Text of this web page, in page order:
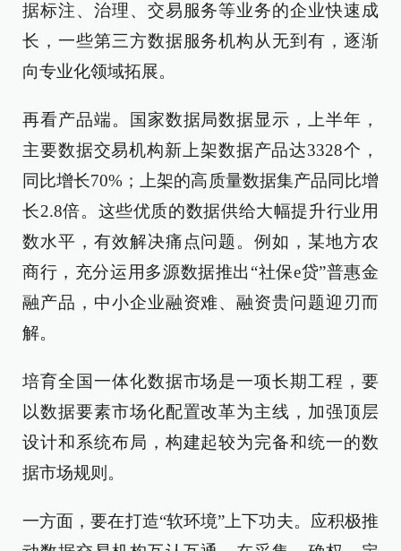
据标注、治理、交易服务等业务的企业快速成
长，一些第三方数据服务机构从无到有，逐渐
向专业化领域拓展。
再看产品端。国家数据局数据显示，上半年，
主要数据交易机构新上架数据产品达3328个，
同比增长70%；上架的高质量数据集产品同比增
长2.8倍。这些优质的数据供给大幅提升行业用
数水平，有效解决痛点问题。例如，某地方农
商行，充分运用多源数据推出“社保e贷”普惠金
融产品，中小企业融资难、融资贵问题迎刃而
解。
培育全国一体化数据市场是一项长期工程，要
以数据要素市场化配置改革为主线，加强顶层
设计和系统布局，构建起较为完备和统一的数
据市场规则。
一方面，要在打造“软环境”上下功夫。应积极推